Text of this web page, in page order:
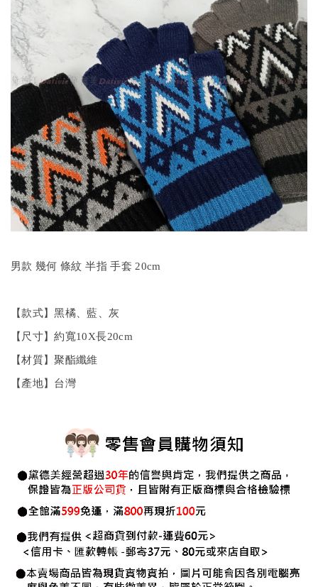
男款 幾何 條紋 半指 手套 20cm
【款式】黑橘、藍、灰
【尺寸】約寬10X長20cm
【材質】聚酯纖維
【產地】台灣